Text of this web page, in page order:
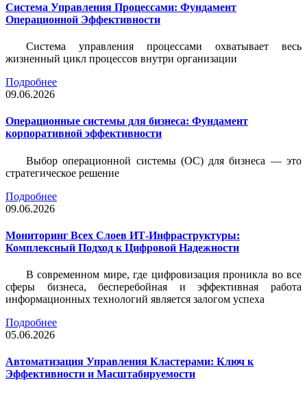
Система Управления Процессами: Фундамент
Операционной Эффективности
Система управления процессами охватывает весь
жизненный цикл процессов внутри организации
Подробнее
09.06.2026
Операционные системы для бизнеса: Фундамент
корпоративной эффективности
Выбор операционной системы (ОС) для бизнеса — это
стратегическое решение
Подробнее
09.06.2026
Мониторинг Всех Слоев ИТ-Инфраструктуры:
Комплексный Подход к Цифровой Надежности
В современном мире, где цифровизация проникла во все
сферы бизнеса, бесперебойная и эффективная работа
информационных технологий является залогом успеха
Подробнее
05.06.2026
Автоматизация Управления Кластерами: Ключ к
Эффективности и Масштабируемости